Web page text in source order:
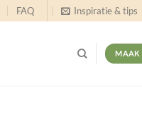
FAQ Inspiratie & tips
MAAK